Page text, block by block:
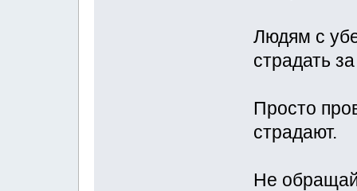
Людям с
страдать
Просто
страдают.
Не